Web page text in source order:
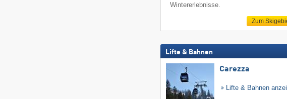
Wintererlebnisse.
Zum
Lifte & Bahnen
Carezza
Lifte & Bahnen